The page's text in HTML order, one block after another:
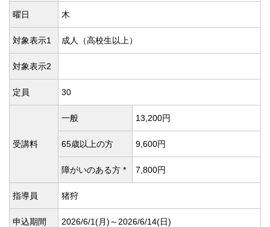
曜日 木
対象表示1 成人（高校生以上）
対象表示2
定員 30
受講料
一般 13,200円
65歳以上の方 9,600円
障がいのある方 * 7,800円
指導員 猪狩
申込期間 2026/6/1(月)～2026/6/14(日)